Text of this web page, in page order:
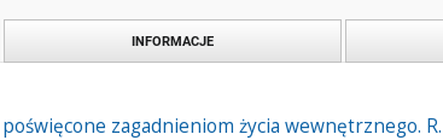
INFORMACJE
zagadnieniom życia wewnętrznego.